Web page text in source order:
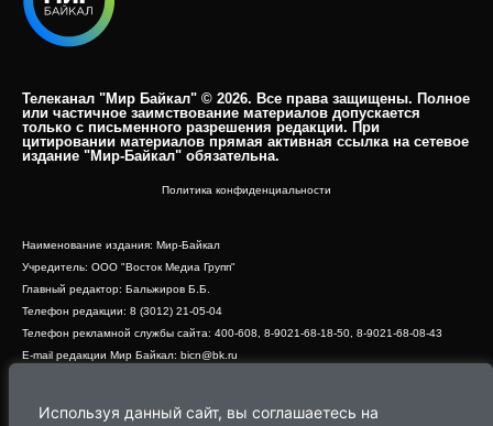
Используя данный сайт, вы соглашаетесь на
Телеканал "Мир Байкал" © 2026. Все права защищены. Полное
или частичное заимствование материалов допускается
только с письменного разрешения редакции. При
цитировании материалов прямая активная ссылка на сетевое
издание "Мир-Байкал" обязательна.​
Политика конфиденциальности
Наименование издания: Мир-Байкал
Учредитель: ООО "Восток Медиа Групп"
Главный редактор: Бальжиров Б.Б.
Телефон редакции: 8 (3012) 21-05-04
Телефон рекламной службы сайта: 400-608, 8-9021-68-18-50, 8-9021-68-08-43
E-mail редакции Мир Байкал: bicn@bk.ru
Адрес редакции: 670000, г. Улан-Удэ, ул. Профсоюзная, дом 44, офис 1